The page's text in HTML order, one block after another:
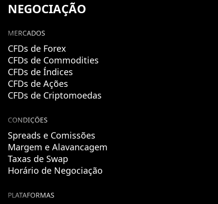
NEGOCIAÇÃO
MERCADOS
CFDs de Forex
CFDs de Commodities
CFDs de Índices
CFDs de Ações
CFDs de Criptomoedas
CONDIÇÕES
Spreads e Comissões
Margem e Alavancagem
Taxas de Swap
Horário de Negociação
PLATAFORMAS